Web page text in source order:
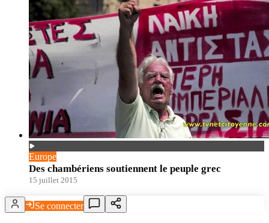
Europe
Des chambériens soutiennent le peuple grec
15 juillet 2015
Se connecter